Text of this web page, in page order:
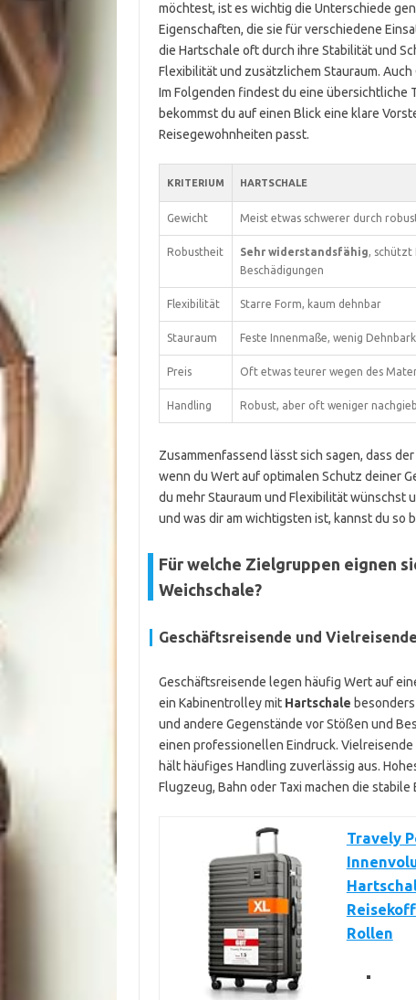
möchtest, ist es wichtig die Unterschiede
Eigenschaften, die sie für verschiedene
die Hartschale oft durch ihre Stabilität und
Flexibilität und zusätzlichem Stauraum.
Im Folgenden findest du eine übersichtliche
bekommst du auf einen Blick eine klare
Reisegewohnheiten passt.
KRITERIUM HARTSCHALE
Gewicht Meist etwas schwerer durch
Robustheit Sehr widerstandsfähig, schützt
Beschädigungen
Flexibilität Starre Form, kaum dehnbar
Stauraum Feste Innenmaße, wenig
Preis Oft etwas teurer wegen des
Handling Robust, aber oft weniger
Zusammenfassend lässt sich sagen, dass
wenn du Wert auf optimalen Schutz deiner
du mehr Stauraum und Flexibilität wünschst
und was dir am wichtigsten ist, kannst du so
Für welche Zielgruppen eignen
Weichschale?
Geschäftsreisende und Vielreisende
Geschäftsreisende legen häufig Wert auf
ein Kabinentrolley mit Hartschale
und andere Gegenstände vor Stößen und
einen professionellen Eindruck.
hält häufiges Handling zuverlässig aus.
Flugzeug, Bahn oder Taxi machen die
Travely
Rollen